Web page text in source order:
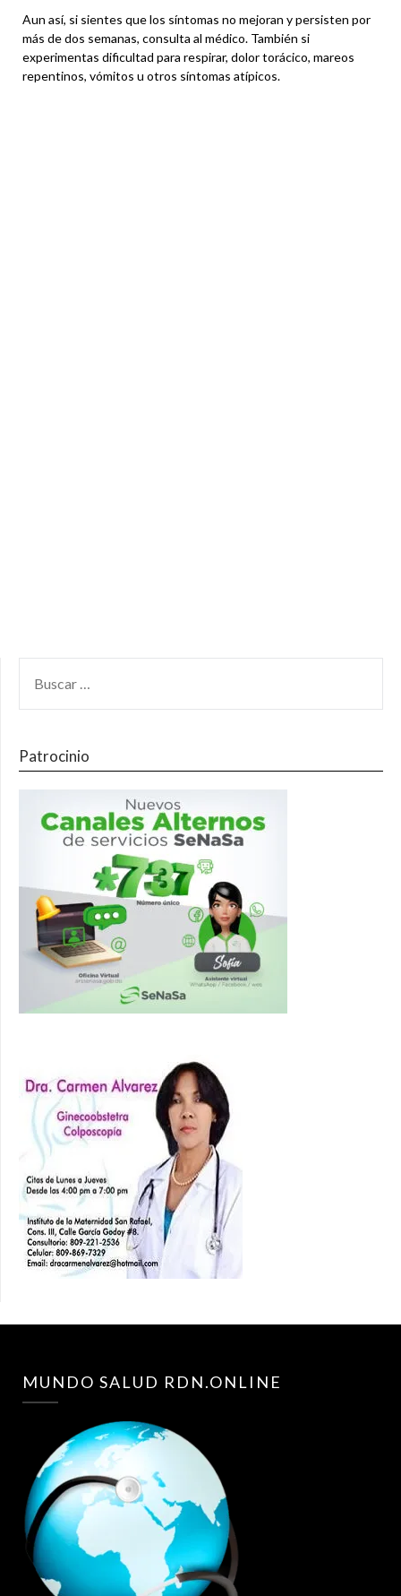
Aun así, si sientes que los síntomas no mejoran y persisten por
más de dos semanas, consulta al médico. También si
experimentas dificultad para respirar, dolor torácico, mareos
repentinos, vómitos u otros síntomas atípicos.
Patrocinio
MUNDO SALUD RDN.ONLINE